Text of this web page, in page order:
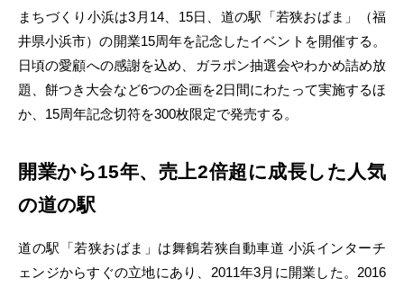
まちづくり小浜は3月14、15日、道の駅「若狭おばま」（福
井県小浜市）の開業15周年を記念したイベントを開催する。
日頃の愛顧への感謝を込め、ガラポン抽選会やわかめ詰め放
題、餅つき大会など6つの企画を2日間にわたって実施するほ
か、15周年記念切符を300枚限定で発売する。
開業から15年、売上2倍超に成長した人気
の道の駅
道の駅「若狭おばま」は舞鶴若狭自動車道 小浜インターチ
ェンジからすぐの立地にあり、2011年3月に開業した。2016